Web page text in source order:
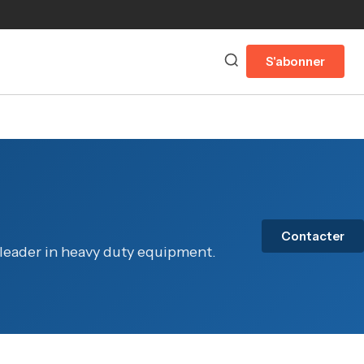
S'abonner
in heavy duty equipment.
Contacter